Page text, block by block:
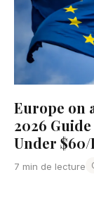
Europe on
2026
Under $60/
7 min de lecture